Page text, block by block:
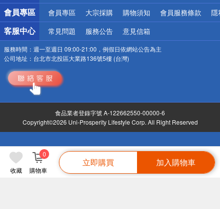
收藏 購物車
0
立即購買 加入購物車
會員專區 會員專區 大宗採購 購物須知 會員服務條款 隱
客服中心 常見問題 服務公告 意見信箱
服務時間： 週一至週日 09:00-21:00，例假日依網站公告為主
公司地址： 台北市北投區大業路136號5樓 (台灣)
食品業者登錄字號 A-122662550-00000-6
Copyright©2026 Uni-Prosperity Lifestyle Corp. All Right Reserved